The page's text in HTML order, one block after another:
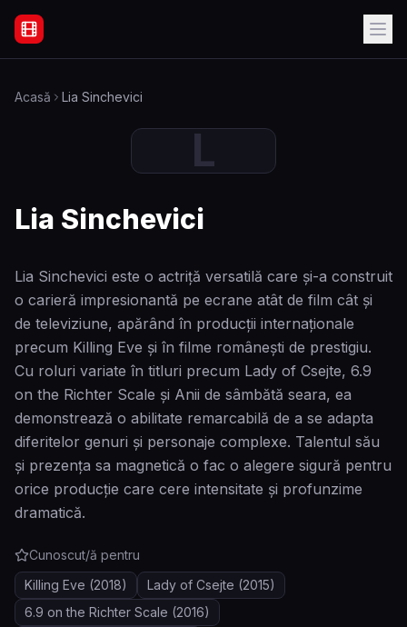
Filme Online Subtitrate - Acasă
Acasă Lia Sinchevici
L
Lia Sinchevici
Lia Sinchevici este o actriță versatilă care și-a construit
o carieră impresionantă pe ecrane atât de film cât și
de televiziune, apărând în producții internaționale
precum Killing Eve și în filme românești de prestigiu.
Cu roluri variate în titluri precum Lady of Csejte, 6.9
on the Richter Scale și Anii de sâmbătă seara, ea
demonstrează o abilitate remarcabilă de a se adapta
diferitelor genuri și personaje complexe. Talentul său
și prezența sa magnetică o fac o alegere sigură pentru
orice producție care cere intensitate și profunzime
dramatică.
Cunoscut/ă pentru
Killing Eve (2018) Lady of Csejte (2015)
6.9 on the Richter Scale (2016)